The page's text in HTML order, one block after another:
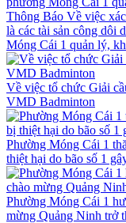
Thông Báo Về việc
là các tài sản công dôi
Móng Cái 1 quản lý,
Về việc tổ chức Giải
VMD Badminton
Phường Móng Cái 1
thiệt hại do bão số 1
Phường Móng Cái 1
mừng Quảng Ninh trở